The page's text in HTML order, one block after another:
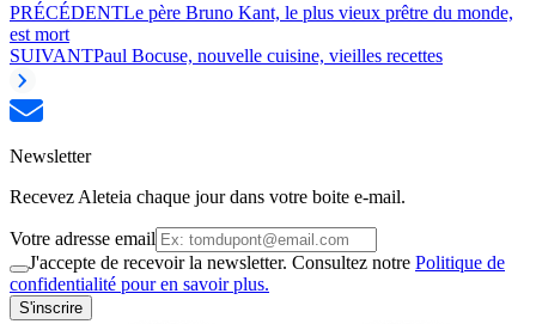
PRÉCÉDENTLe père Bruno Kant, le plus vieux prêtre du monde,
est mort
SUIVANTPaul Bocuse, nouvelle cuisine, vieilles recettes
Newsletter
Recevez Aleteia chaque jour dans votre boite e-mail.
Votre adresse email
J'accepte de recevoir la newsletter. Consultez notre Politique de
confidentialité pour en savoir plus.
S'inscrire